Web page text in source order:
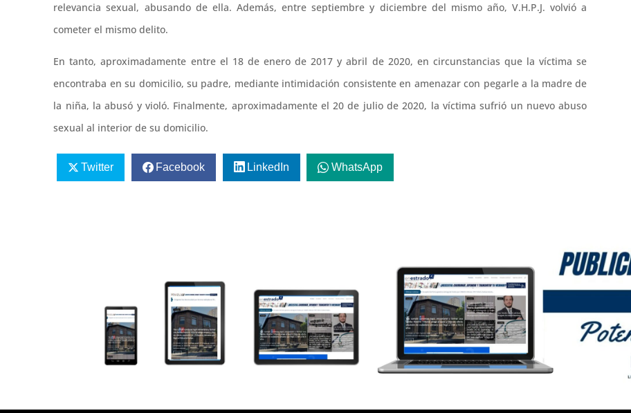
relevancia sexual, abusando de ella. Además, entre septiembre y diciembre del mismo año, V.H.P.J. volvió a
cometer el mismo delito.
En tanto, aproximadamente entre el 18 de enero de 2017 y abril de 2020, en circunstancias que la víctima se
encontraba en su domicilio, su padre, mediante intimidación consistente en amenazar con pegarle a la madre de
la niña, la abusó y violó. Finalmente, aproximadamente el 20 de julio de 2020, la víctima sufrió un nuevo abuso
sexual al interior de su domicilio.
Twitter Facebook LinkedIn WhatsApp